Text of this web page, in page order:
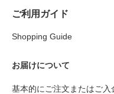
ご利用ガイド
Shopping Guide
お届けについて
基本的にご注文またはご